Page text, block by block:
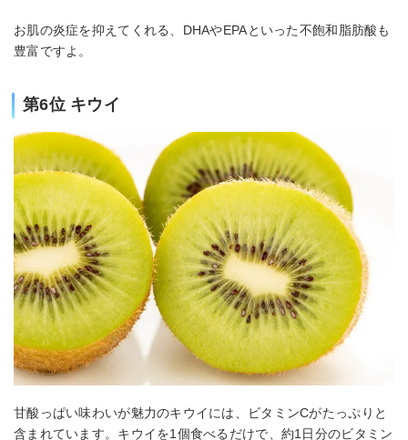
お肌の炎症を抑えてくれる、DHAやEPAといった不飽和脂肪酸も
豊富ですよ。
第6位 キウイ
甘酸っぱい味わいが魅力のキウイには、ビタミンCがたっぷりと
含まれています。キウイを1個食べるだけで、約1日分のビタミン